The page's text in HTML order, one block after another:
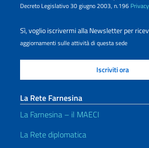
Decreto Legislativo 30 giugno 2003, n.196 Privacy
Sì, voglio iscrivermi alla Newsletter per
aggiornamenti sulle attività di questa sede
La Rete Farnesina
La Farnesina – il MAECI
La Rete diplomatica